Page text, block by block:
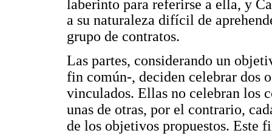
laberinto para referirse a ella, y
a su naturaleza difícil de
grupo de contratos.
Las partes, considerando un
fin común-, deciden celebrar dos
vinculados. Ellas no celebran los
unas de otras, por el contrario,
de los objetivos propuestos. Este